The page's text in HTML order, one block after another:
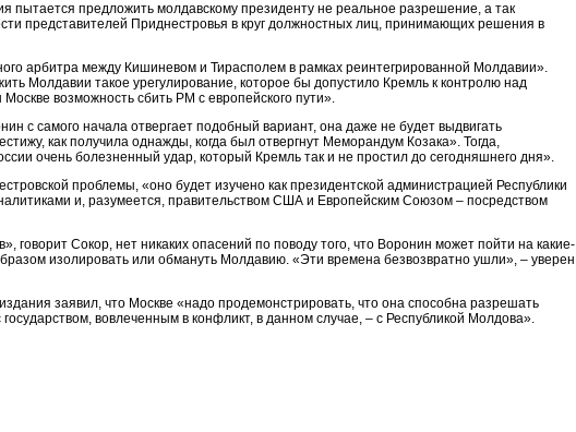
предложить молдавскому президенту не реальное разрешение, а так
представителей Приднестровья в круг должностных лиц, принимающих решения в
арбитра между Кишиневом и Тирасполем в рамках реинтегрированной Молдавии».
Молдавии такое урегулирование, которое бы допустило Кремль к контролю над
возможность сбить РМ с европейского пути».
с самого начала отвергает подобный вариант, она даже не будет выдвигать
как получила однажды, когда был отвергнут Меморандум Козака». Тогда,
очень болезненный удар, который Кремль так и не простил до сегодняшнего дня».
проблемы, «оно будет изучено как президентской администрацией Республики
и, разумеется, правительством США и Европейским Союзом – посредством
говорит Сокор, нет никаких опасений по поводу того, что Воронин может пойти на какие-
изолировать или обмануть Молдавию. «Эти времена безвозвратно ушли», – уверен
заявил, что Москве «надо продемонстрировать, что она способна разрешать
вовлеченным в конфликт, в данном случае, – с Республикой Молдова».